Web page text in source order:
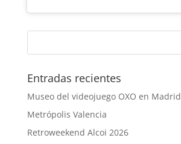
Entradas recientes
Museo del videojuego OXO en Madrid
Metrópolis Valencia
Retroweekend Alcoi 2026